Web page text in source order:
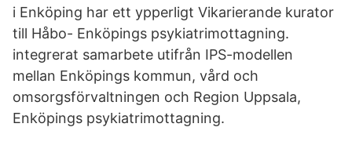
i Enköping har ett ypperligt Vikarierande kurator
till Håbo- Enköpings psykiatrimottagning.
integrerat samarbete utifrån IPS-modellen
mellan Enköpings kommun, vård och
omsorgsförvaltningen och Region Uppsala,
Enköpings psykiatrimottagning.